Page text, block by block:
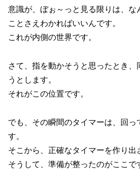
意識が、ぼぉ～っと見る限りは、な
ことさえわかればいいんです。
これが内側の世界です。
さて、指を動かそうと思ったとき、
うとします。
それがこの位置です。
でも、その瞬間のタイマーは、回っ
す。
そこから、正確なタイマーを作り出
そうして、準備が整ったのがここで